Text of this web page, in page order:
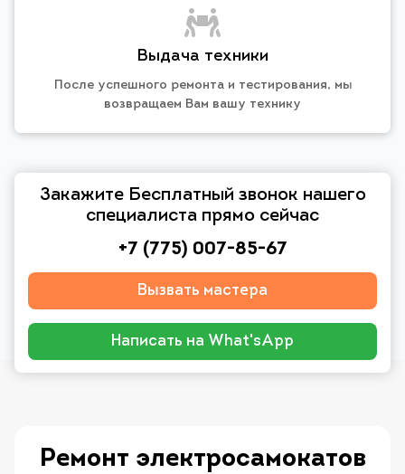
Выдача техники
После успешного ремонта и тестирования, мы
возвращаем Вам вашу технику
Закажите Бесплатный звонок нашего
специалиста прямо сейчас
+7 (775) 007-85-67
Вызвать мастера
Написать на What'sApp
Ремонт электросамокатов